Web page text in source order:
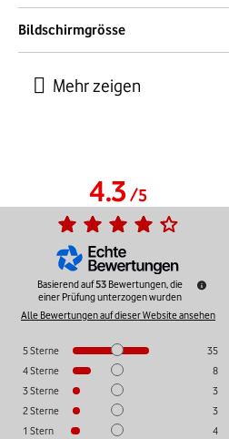
Bildschirmgrösse
4.3/5
Basierend auf53 Bewertungen, die
einer Prüfung unterzogen wurden
Alle Bewertungen auf dieser Website ansehen
5Sterne
35
4Sterne
8
3Sterne
3
2Sterne
3
1 Stern 4